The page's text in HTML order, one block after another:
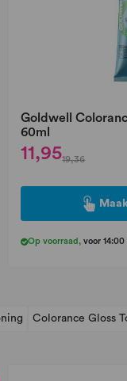
Goldwell
60ml
11,9519,36
Op voorraad ,voor
Colorance Gloss